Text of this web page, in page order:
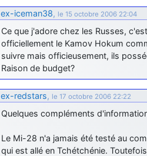
ex-iceman38, le 15 octobre 2006 22:04
Ce que j'adore chez les Russes,
officiellement le Kamov Hokum
suivre mais officieusement, ils
Raison de budget?
ex-redstars, le 17 octobre 2006 22:22
Quelques compléments
Le Mi-28 n'a jamais été testé au
qui est allé en Tchétchénie.